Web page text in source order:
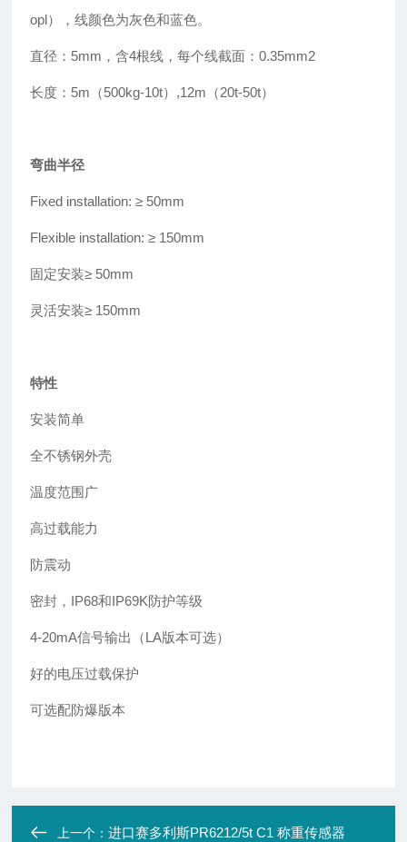
opl），线颜色为灰色和蓝色。
直径：5mm，含4根线，每个线截面：0.35mm2
长度：5m（500kg-10t） ,12m（20t-50t）
弯曲半径
Fixed installation: ≥ 50mm
Flexible installation: ≥ 150mm
固定安装≥ 50mm
灵活安装≥ 150mm
特性
安装简单
全不锈钢外壳
温度范围广
高过载能力
防震动
密封，IP68和IP69K防护等级
4-20mA信号输出（LA版本可选）
好的电压过载保护
可选配防爆版本
上一个：进口赛多利斯PR6212/5t C1 称重传感器